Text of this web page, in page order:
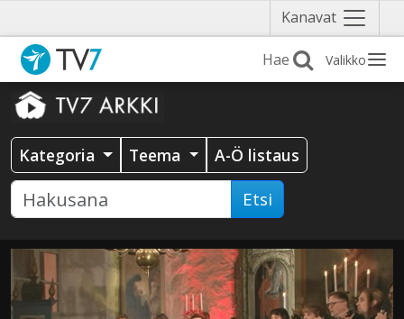
Kanavat Näytä
valikko
Valikko
Kategoria Teema A-Ö listaus
Etsi